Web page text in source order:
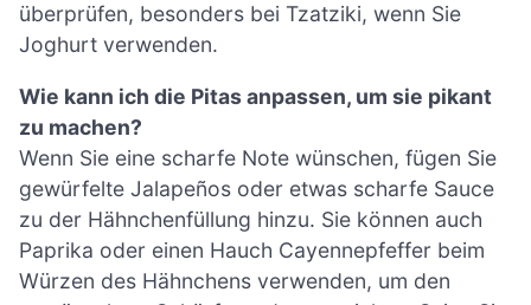
überprüfen, besonders bei Tzatziki, wenn Sie
Joghurt verwenden.
Wie kann ich die Pitas anpassen, um sie pikant
zu machen?
Wenn Sie eine scharfe Note wünschen, fügen Sie
gewürfelte Jalapeños oder etwas scharfe Sauce
zu der Hähnchenfüllung hinzu. Sie können auch
Paprika oder einen Hauch Cayennepfeffer beim
Würzen des Hähnchens verwenden, um den